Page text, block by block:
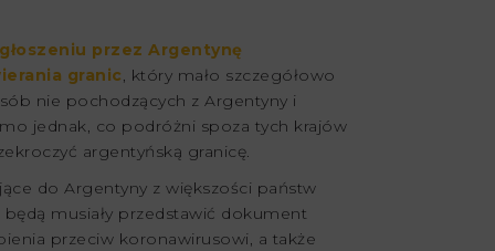
przez Argentynę
granic, który mało szczegółowo
nie pochodzących z Argentyny i
jednak, co podróżni spoza tych krajów
argentyńską granicę.
do Argentyny z większości państw
musiały przedstawić dokument
przeciw koronawirusowi, a także